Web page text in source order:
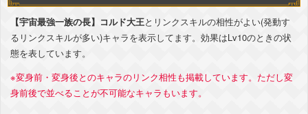
【宇宙最強一族の長】コルド大王とリンクスキルの相性がよい(発動す
るリンクスキルが多い)キャラを表示してます。効果はLv10のときの状
態を表しています。
※変身前・変身後とのキャラのリンク相性も掲載しています。ただし変
身前後で並べることが不可能なキャラもいます。